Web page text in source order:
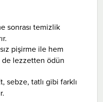
sonrası temizlik
pişirme ile hem
de lezzetten ödün
sebze, tatlı gibi farklı